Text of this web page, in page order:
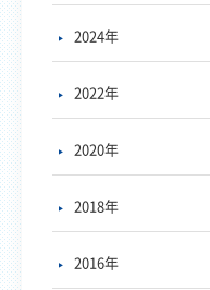
2024年
2022年
2020年
2018年
2016年